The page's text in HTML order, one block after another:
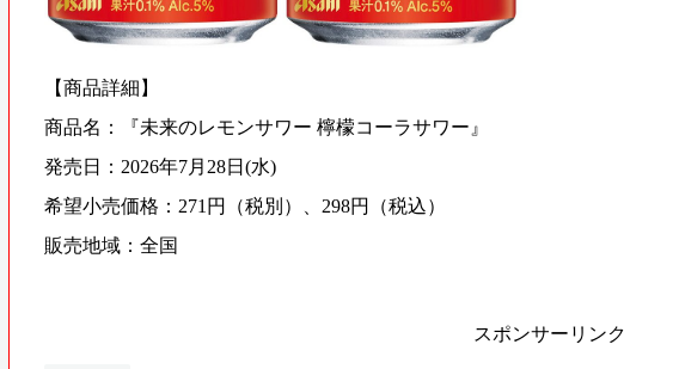
【商品詳細】
商品名：『未来のレモンサワー 檸檬コーラサワー』
発売日：2026年7月28日(水)
希望小売価格：271円（税別）、298円（税込）
販売地域：全国
スポンサーリンク